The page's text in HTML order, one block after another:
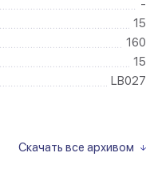
-
15
160
15
LB027
Скачать все архивом